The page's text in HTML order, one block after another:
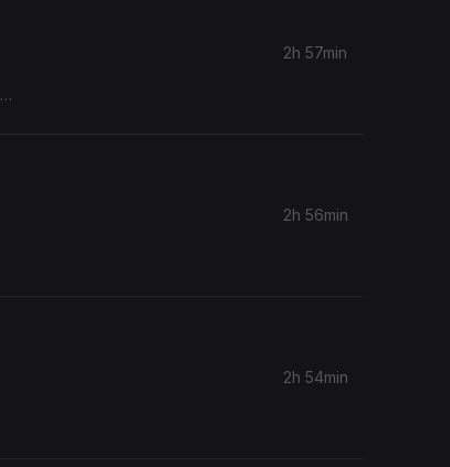
2h 57min
2h 56min
2h 54min